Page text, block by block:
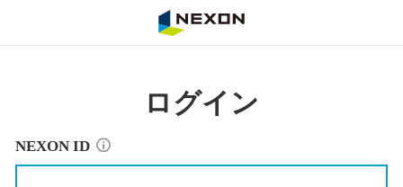
ログイン
NEXON ID